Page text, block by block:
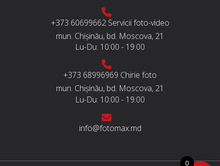
+373 60699662 Servicii foto-video
mun. Chișinău, bd. Moscova, 21
Lu-Du: 10:00 - 19:00
+373 68996969 Chirie foto
mun. Chișinău, bd. Moscova, 21
Lu-Du: 10:00 - 19:00
info@fotomax.md
0